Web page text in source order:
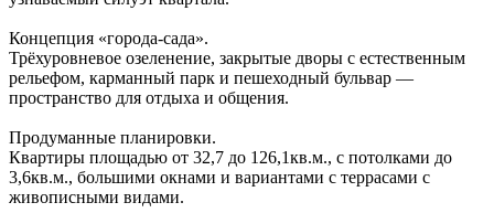
Концепция «города‑сада».
Трёхуровневое озеленение, закрытые дворы с естественным
рельефом, карманный парк и пешеходный бульвар —
пространство для отдыха и общения.
Продуманные планировки.
Квартиры площадью от 32,7 до 126,1кв.м., с потолками до
3,6кв.м., большими окнами и вариантами с террасами с
живописными видами.